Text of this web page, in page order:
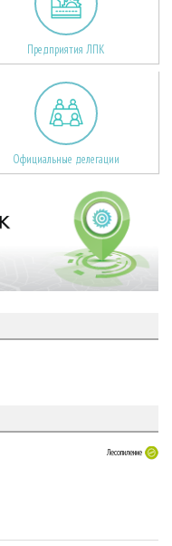
Предприятия ЛПК
Официальные делегации
Лесопиление